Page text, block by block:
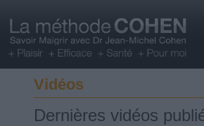
Vidéos
Dernières vidéos